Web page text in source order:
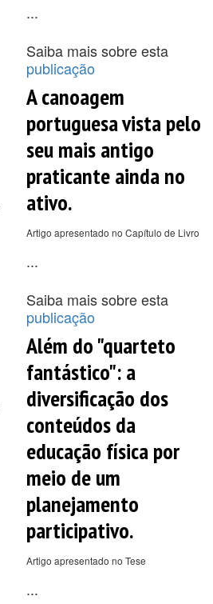
...
Saiba mais sobre esta
publicação
A canoagem
portuguesa vista pelo
seu mais antigo
praticante ainda no
ativo.
Artigo apresentado no Capítulo de Livro
...
Saiba mais sobre esta
publicação
Além do "quarteto
fantástico": a
diversificação dos
conteúdos da
educação física por
meio de um
planejamento
participativo.
Artigo apresentado no Tese
...